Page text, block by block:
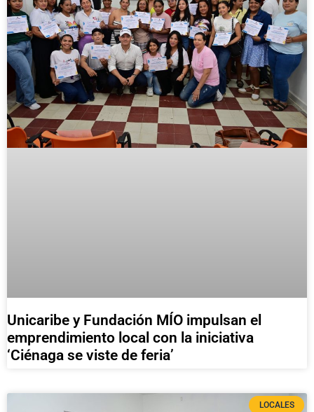
Unicaribe y Fundación MÍO impulsan el
emprendimiento local con la iniciativa
‘Ciénaga se viste de feria’
LOCALES